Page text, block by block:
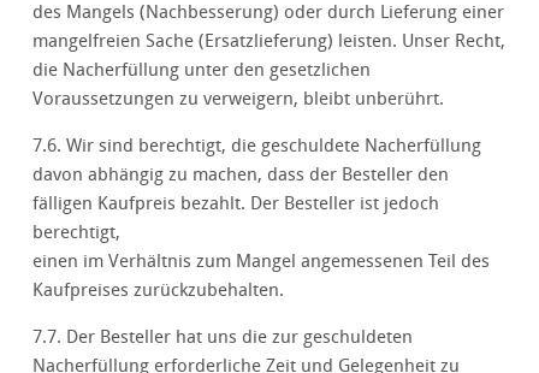
des Mangels (Nachbesserung) oder durch Lieferung einer
mangelfreien Sache (Ersatzlieferung) leisten. Unser Recht,
die Nacherfüllung unter den gesetzlichen
Voraussetzungen zu verweigern, bleibt unberührt.
7.6. Wir sind berechtigt, die geschuldete Nacherfüllung
davon abhängig zu machen, dass der Besteller den
fälligen Kaufpreis bezahlt. Der Besteller ist jedoch
berechtigt,
einen im Verhältnis zum Mangel angemessenen Teil des
Kaufpreises zurückzubehalten.
7.7. Der Besteller hat uns die zur geschuldeten
Nacherfüllung erforderliche Zeit und Gelegenheit zu